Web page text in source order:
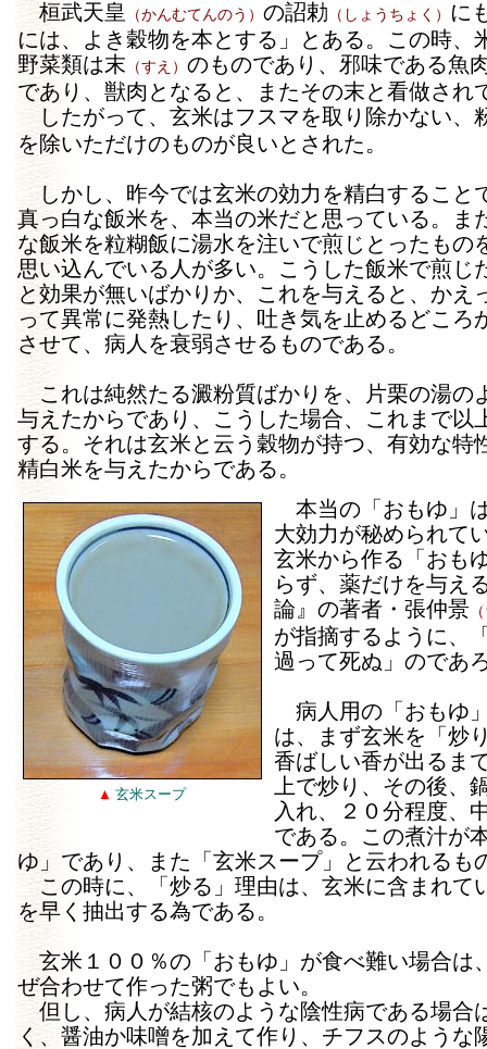
桓武天皇 （かんむてんのう） の詔勅 （しょうちょく）
に
には、よき穀物を本とする」とある。この時、
野菜類は末 （すえ） のものであり、邪味である魚
であり、獣肉となると、またその末と看做され
したがって、玄米はフスマを取り除かない、
を除いただけのものが良いとされた。
しかし、昨今では玄米の効力を精白すること
真っ白な飯米を、本当の米だと思っている。ま
な飯米を粒糊飯に湯水を注いで煎じとったもの
思い込んでいる人が多い。こうした飯米で煎じ
と効果が無いばかりか、これを与えると、かえ
って異常に発熱したり、吐き気を止めるどころ
させて、病人を衰弱させるものである。
これは純然たる澱粉質ばかりを、片栗の湯の
与えたからであり、こうした場合、これまで以
する。それは玄米と云う穀物が持つ、有効な特
精白米を与えたからである。
▲ 玄米スープ
本当の「おもゆ」
大効力が秘められて
玄米から作る「おも
らず、薬だけを与え
論』の著者・張仲景（
が指摘するように、
過って死ぬ」のであ
病人用の「おもゆ
は、まず玄米を「炒
香ばしい香が出るま
上で炒り、その後、
入れ、２０分程度、
である。この煮汁が
ゆ」であり、また「玄米スープ」と云われるも
この時に、「炒る」理由は、玄米に含まれて
を早く抽出する為である。
玄米１００％の「おもゆ」が食べ難い場合は
ぜ合わせて作った粥でもよい。
但し、病人が結核のような陰性病である場合
く、醤油か味噌を加えて作り、チフスのような